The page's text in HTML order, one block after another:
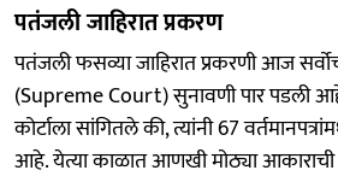
पतंजली जाहिरात प्रकरण
पतंजली फसव्या जाहिरात प्रकरणी आज
(Supreme Court) सुनावणी पार पडली
कोर्टाला सांगितले की, त्यांनी 67
आहे. येत्या काळात आणखी मोठ्या आकाराची